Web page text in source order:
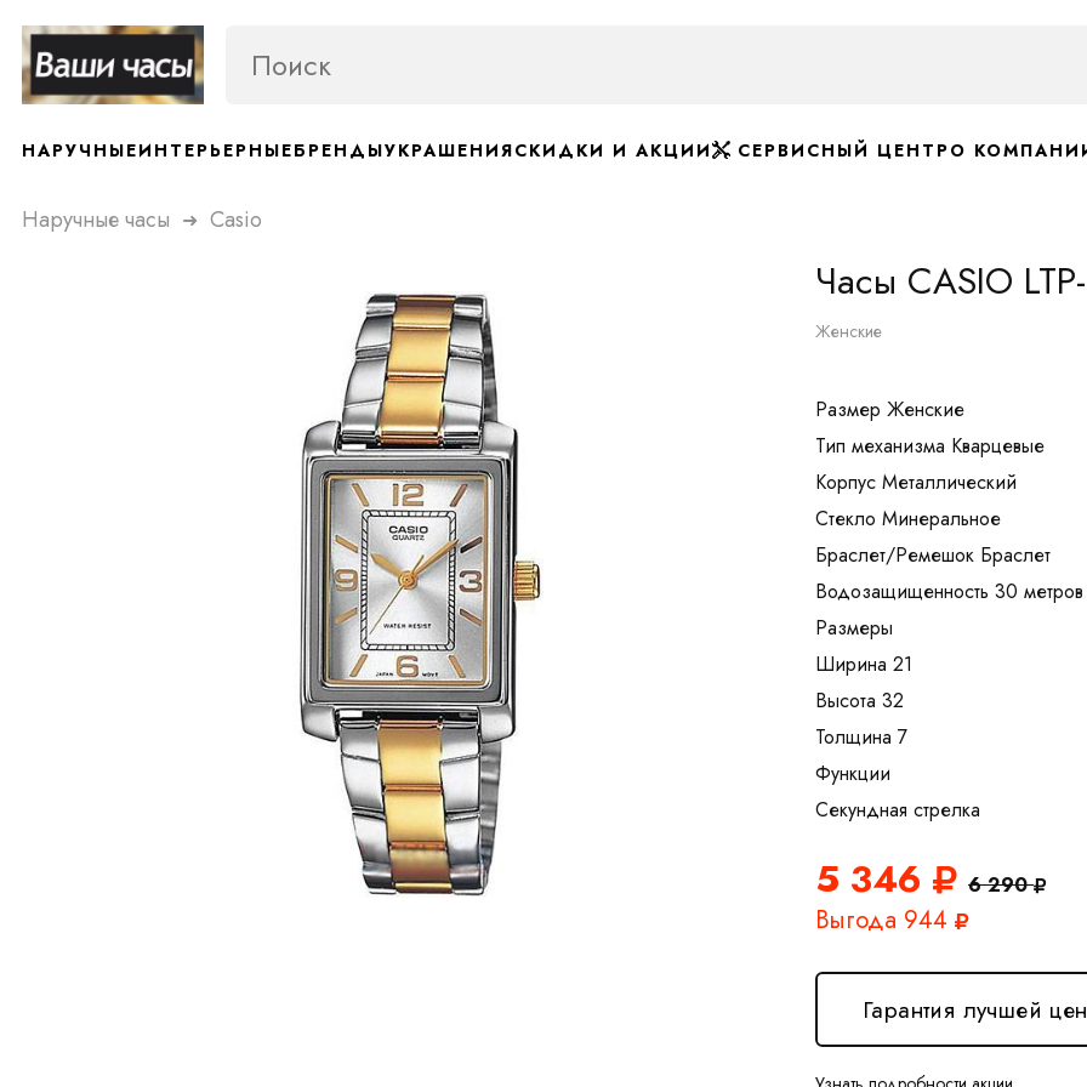
НАРУЧНЫЕИНТЕРЬЕРНЫЕБРЕНДЫУКРАШЕНИЯСКИДКИ И АКЦИИ СЕРВИСНЫЙ ЦЕНТРО
Наручные часы ➜ Casio
Часы CASIO
Женские
Размер Женские
Тип механизма Кварцевые
Корпуc Металлический
Стекло Минеральное
Браслет/Ремешок Браслет
Водозащищенность 30 метров
Размеры
Ширина 21
Высота 32
Толщина 7
Функции
5 346 6 290
Выгода 944
Гарантия лучшей